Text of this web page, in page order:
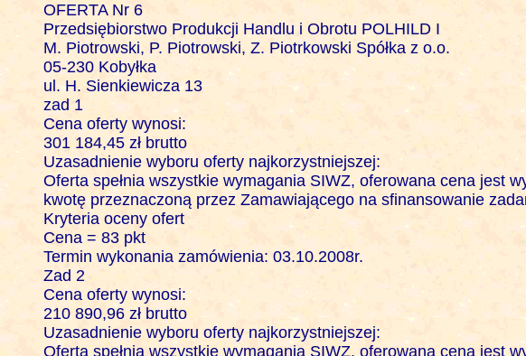
OFERTA Nr 6
Przedsiębiorstwo Produkcji Handlu i Obrotu POLHILD I
M. Piotrowski, P. Piotrowski, Z. Piotrkowski Spółka z o.o.
05-230 Kobyłka
ul. H. Sienkiewicza 13
zad 1
Cena oferty wynosi:
301 184,45 zł brutto
Uzasadnienie wyboru oferty najkorzystniejszej:
Oferta spełnia wszystkie wymagania SIWZ, oferowana cena jest
kwotę przeznaczoną przez Zamawiającego na sfinansowanie
Kryteria oceny ofert
Cena = 83 pkt
Termin wykonania zamówienia: 03.10.2008r.
Zad 2
Cena oferty wynosi:
210 890,96 zł brutto
Uzasadnienie wyboru oferty najkorzystniejszej:
Oferta spełnia wszystkie wymagania SIWZ, oferowana cena jest